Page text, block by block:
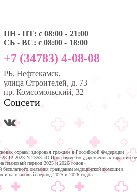
ПН - ПТ: с 08:00 - 21:00
СБ - ВС: с 08:00 - 18:00
+7 (34783) 4-08-08
РБ, Нефтекамск,
улица Строителей, д. 73
пр. Комсомольский, 32
Соцсети
охраны здоровья граждан в Российской Федерации
N 2353 «О Программе государственных гарантий
плановый период 2025 и 2026 годов»
бесплатного оказания гражданам медицинской помощи в
и на плановый период 2025 и 2026 годов